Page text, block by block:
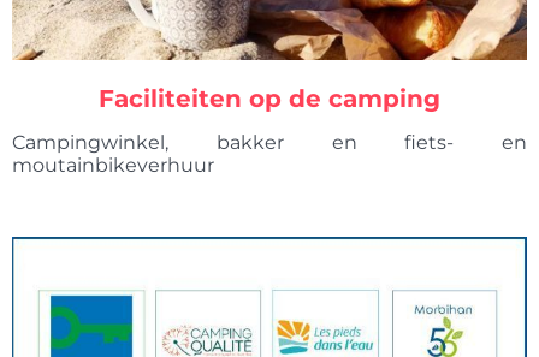
Faciliteiten op de camping
Campingwinkel, bakker en fiets- en
moutainbikeverhuur